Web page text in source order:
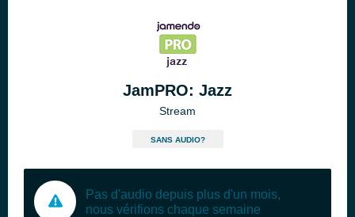
JamPRO: Jazz
Stream
SANS AUDIO?
Pas d'audio depuis plus d'un mois,
nous vérifions chaque semaine